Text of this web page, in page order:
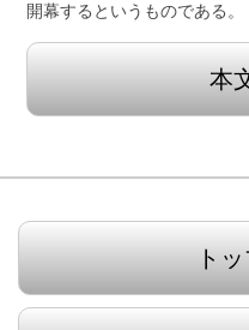
開幕するというものである。
本
ト